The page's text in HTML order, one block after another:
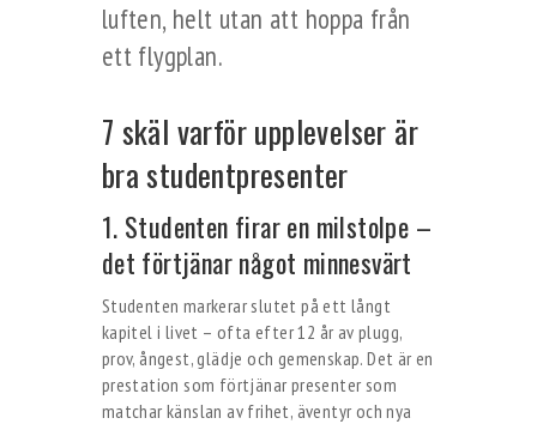
luften, helt utan att hoppa från
ett flygplan.
7 skäl varför upplevelser är
bra studentpresenter
1. Studenten firar en milstolpe –
det förtjänar något minnesvärt
Studenten markerar slutet på ett långt
kapitel i livet – ofta efter 12 år av plugg,
prov, ångest, glädje och gemenskap. Det är en
prestation som förtjänar presenter som
matchar känslan av frihet, äventyr och nya